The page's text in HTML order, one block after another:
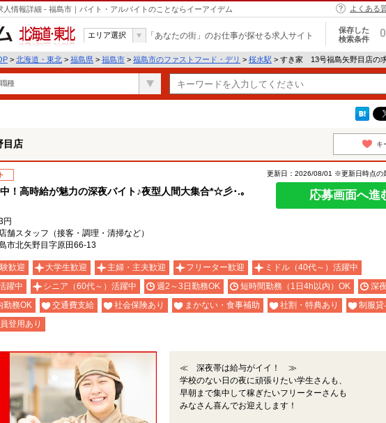
情報詳細 - 福島市｜バイト・アルバイトのことならイーアイデム よくある
北海道・東北
エリア選択 「あなたの街」のお仕事が探せる求人サイト
保存した
検索条件
0
> 北海道・東北 > 福島県 > 福島市 > 福島市のファストフード・デリ > 桜水駅 > すき家 13号福島矢野目店の
職種
目店 キ
！高時給が魅力の深夜バイト♪夜型人間大集合*☆彡･.｡
更新日：2026/08/01 ※更新日時点の
応募画面へ進
円
舗スタッフ（接客・調理・清掃など）
市北矢野目字原田66-13
歓迎 大学生歓迎 主婦・主夫歓迎 フリーター歓迎
ミドル（40代～）活躍中
躍中
シニア（60代～）活躍中 週2～3日勤務OK 短時間勤務（1日4h以内）OK
深
勤務OK 交通費支給 社会保険あり まかない・食事補助 社割・特典あり
制服貸
登用あり
≪ 深夜帯は給与がイイ！ ≫
学校のない日の夜に頑張りたい学生さんも、
早朝まで集中して稼ぎたいフリーターさんも
みなさん喜んでお迎えします！